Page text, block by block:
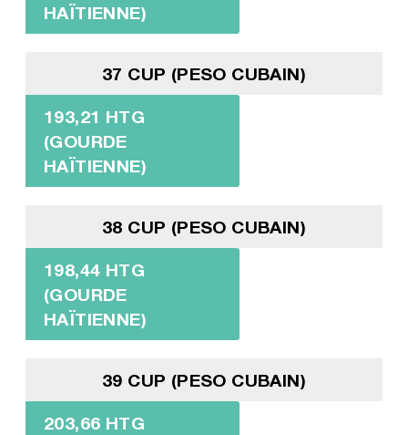
HAÏTIENNE)
37 CUP (PESO CUBAIN)
193,21 HTG
(GOURDE
HAÏTIENNE)
38 CUP (PESO CUBAIN)
198,44 HTG
(GOURDE
HAÏTIENNE)
39 CUP (PESO CUBAIN)
203,66 HTG